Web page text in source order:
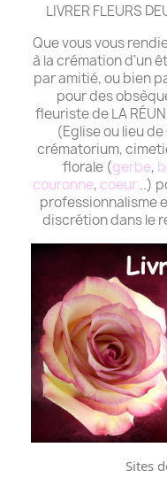
LIVRER FLEURS
Que vous vous
à la crémation d'un
par amitié, ou bien
pour des
fleuriste de LA
(Eglise ou lieu
crématorium,
florale (gerbe,
couronne, coeur...)
professionnalisme
discrétion dans le
Sites